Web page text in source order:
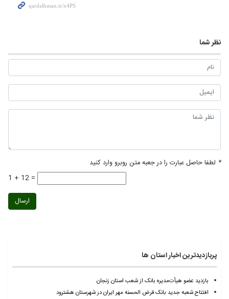
نظر شما
* لطفا حاصل عبارت را در جعبه متن روبرو وارد کنید
1 + 12 =
ارسال
پربازدیدترین اخبار استان ها
بازدید عضو هیأت‌مدیره بانک از شعب استان زنجان
افتتاح شعبه جدید بانک قرض الحسنه مهر ایران در شهرستان هشترود